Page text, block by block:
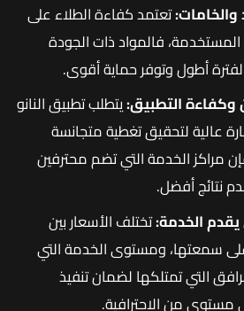
والخامات:تعتمد كفاءة الطلاء على
المستخدمة، فالمواد ذات الجودة
لفترة أطول وتوفر حماية أقوى.
وكفاءة التطبيق:يتطلب تطبيق النانو
عالية لتحقيق تغطية متجانسة
مراكز الخدمة التي تضم محترفين
نتائج أفضل.
يقدم الخدمة:تختلف الأسعار بين
على سمعتها، ومستوى الخدمة التي
التي تمتلكها لضمان تنفيذ
مستوى من الاحترافية.